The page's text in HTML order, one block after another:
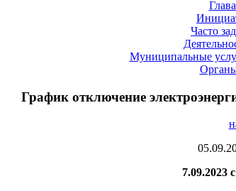
Часто
Муниципальные
График отключение
7.09.2023